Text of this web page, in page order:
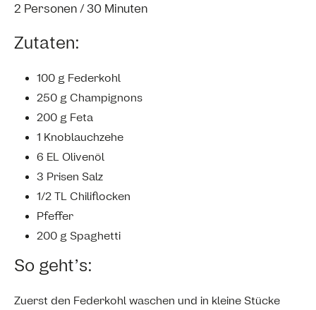
2 Personen / 30 Minuten
Zutaten:
100 g Federkohl
250 g Champignons
200 g Feta
1 Knoblauchzehe
6 EL Olivenöl
3 Prisen Salz
1/2 TL Chiliflocken
Pfeffer
200 g Spaghetti
So geht’s:
Zuerst den Federkohl waschen und in kleine Stücke